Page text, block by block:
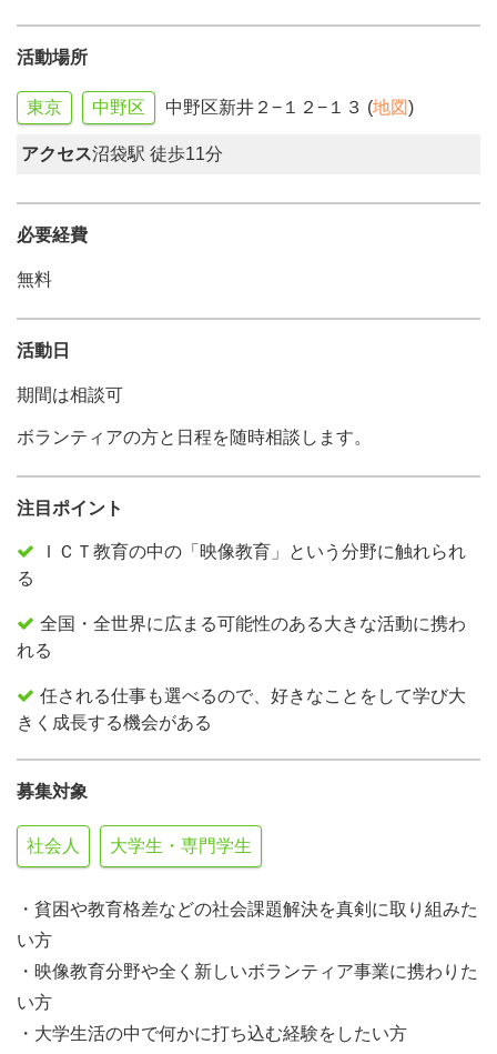
活動場所
東京 中野区 中野区新井２−１２−１３ (地図)
アクセス沼袋駅 徒歩11分
必要経費
無料
活動日
期間は相談可
ボランティアの方と日程を随時相談します。
注目ポイント
ＩＣＴ教育の中の「映像教育」という分野に触れられ
る
全国・全世界に広まる可能性のある大きな活動に携わ
れる
任される仕事も選べるので、好きなことをして学び大
きく成長する機会がある
募集対象
社会人 大学生・専門学生
・貧困や教育格差などの社会課題解決を真剣に取り組みた
い方
・映像教育分野や全く新しいボランティア事業に携わりた
い方
・大学生活の中で何かに打ち込む経験をしたい方